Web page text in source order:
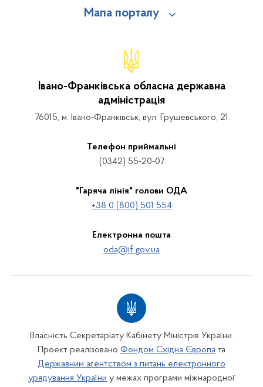
Мапа порталу
Івано-Франківська обласна державна
адміністрація
76015, м. Івано-Франківськ, вул. Грушевського, 21
Телефон приймальні
(0342) 55-20-07
"Гаряча лінія" голови ОДА
+38 0 (800) 501 554
Електронна пошта
oda@if.gov.ua
Власність Секретаріату Кабінету Міністрів України.
Проект реалізовано Фондом Східна Європа та
Державним агентством з питань електронного
урядування України у межах програми міжнародної